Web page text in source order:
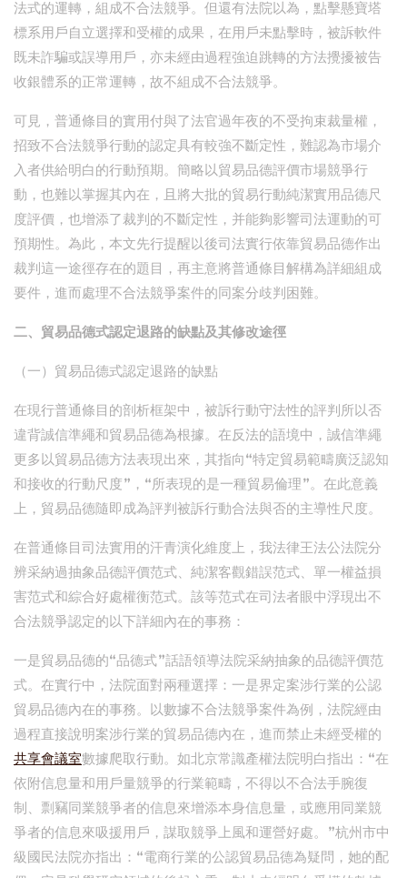
法式的運轉，組成不合法競爭。但還有法院以為，點擊懸寶塔
標系用戶自立選擇和受權的成果，在用戶未點擊時，被訴軟件
既未詐騙或誤導用戶，亦未經由過程強迫跳轉的方法攪擾被告
收銀體系的正常運轉，故不組成不合法競爭。
可見，普通條目的實用付與了法官過年夜的不受拘束裁量權，
招致不合法競爭行動的認定具有較強不斷定性，難認為市場介
入者供給明白的行動預期。簡略以貿易品德評價市場競爭行
動，也難以掌握其內在，且將大批的貿易行動純潔實用品德尺
度評價，也增添了裁判的不斷定性，并能夠影響司法運動的可
預期性。為此，本文先行提醒以後司法實行依靠貿易品德作出
裁判這一途徑存在的題目，再主意將普通條目解構為詳細組成
要件，進而處理不合法競爭案件的同案分歧判困難。
二、貿易品德式認定退路的缺點及其修改途徑
（一）貿易品德式認定退路的缺點
在現行普通條目的剖析框架中，被訴行動守法性的評判所以否
違背誠信準繩和貿易品德為根據。在反法的語境中，誠信準繩
更多以貿易品德方法表現出來，其指向“特定貿易範疇廣泛認知
和接收的行動尺度”，“所表現的是一種貿易倫理”。在此意義
上，貿易品德隨即成為評判被訴行動合法與否的主導性尺度。
在普通條目司法實用的汗青演化維度上，我法律王法公法院分
辨采納過抽象品德評價范式、純潔客觀錯誤范式、單一權益損
害范式和綜合好處權衡范式。該等范式在司法者眼中浮現出不
合法競爭認定的以下詳細內在的事務：
一是貿易品德的“品德式”話語領導法院采納抽象的品德評價范
式。在實行中，法院面對兩種選擇：一是界定案涉行業的公認
貿易品德內在的事務。以數據不合法競爭案件為例，法院經由
過程直接說明案涉行業的貿易品德內在，進而禁止未經受權的
共享會議室數據爬取行動。如北京常識產權法院明白指出：“在
依附信息量和用戶量競爭的行業範疇，不得以不合法手腕復
制、剽竊同業競爭者的信息來增添本身信息量，或應用同業競
爭者的信息來吸援用戶，謀取競爭上風和運營好處。”杭州市中
級國民法院亦指出：“電商行業的公認貿易品德為疑問，她的配